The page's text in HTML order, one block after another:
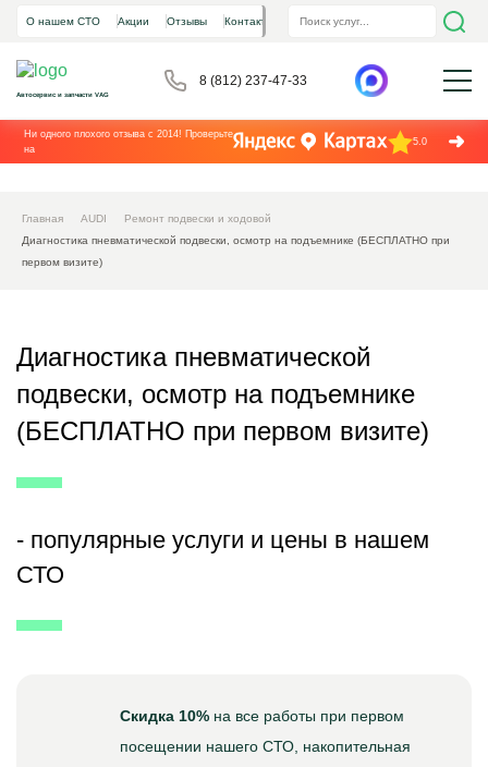
О нашем СТО Акции Отзывы Контакты
Автосервис и запчасти VAG
8 (812) 237-47-33
Ни одного плохого отзыва с 2014! Проверьте
на
5.0
Главная AUDI
Ремонт подвески и ходовой
Диагностика пневматической подвески, осмотр на подъемнике (БЕСПЛАТНО при
первом визите)
Диагностика пневматической
подвески, осмотр на подъемнике
(БЕСПЛАТНО при первом визите)
- популярные услуги и цены в нашем
СТО
Скидка 10% на все работы при первом
посещении нашего СТО, накопительная